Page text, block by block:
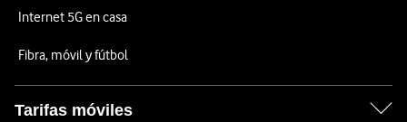
Internet 5G en casa
Fibra, móvil y fútbol
Tarifas móviles